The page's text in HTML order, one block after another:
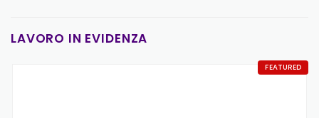
LAVORO IN EVIDENZA
FEATURED